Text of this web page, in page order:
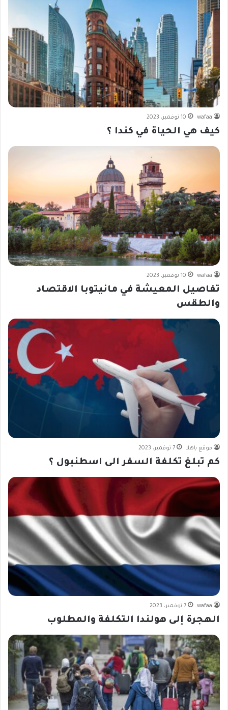
wafaa 10 نوفمبر، 2023
كيف هي الحياة في كندا ؟
wafaa 10 نوفمبر، 2023
تفاصيل المعيشة في مانيتوبا الاقتصاد
والطقس
موقع ياهلا 7 نوفمبر، 2023
كم تبلغ تكلفة السفر الى اسطنبول ؟
wafaa 7 نوفمبر، 2023
الهجرة إلى هولندا التكلفة والمطلوب